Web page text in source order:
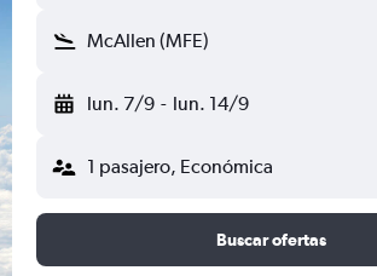
McAllen (MFE)
lun. 7/9 - lun. 14/9
1 pasajero, Económica
Buscar ofertas